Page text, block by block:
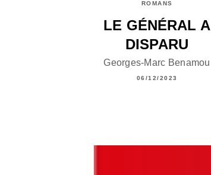
ROMANS
LE GÉNÉRAL A
DISPARU
Georges-Marc Benamou
06/12/2023